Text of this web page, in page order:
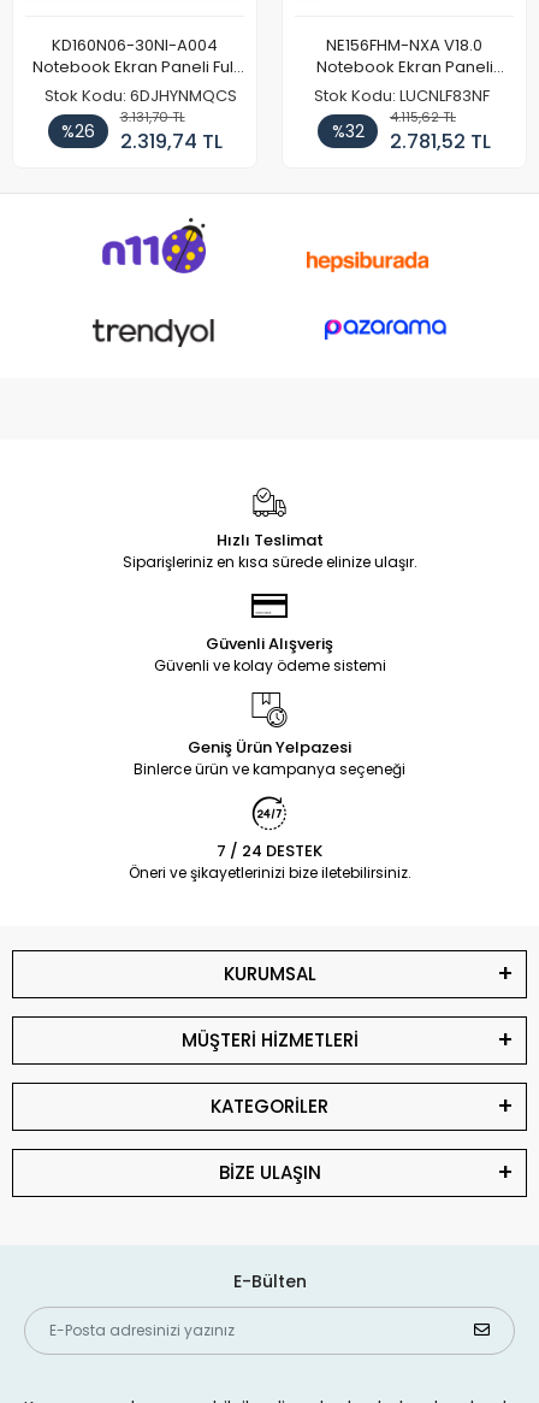
KD160N06-30NI-A004
Notebook Ekran Paneli Full
HD
Stok Kodu: 6DJHYNMQCS
%26
3.131,70 TL
2.319,74 TL
NE156FHM-NXA V18.0
Notebook Ekran Paneli
144Hz
Stok Kodu: LUCNLF83NF
%32
4.115,62 TL
2.781,52 TL
Hızlı Teslimat
Siparişleriniz en kısa sürede elinize ulaşır.
Güvenli Alışveriş
Güvenli ve kolay ödeme sistemi
Geniş Ürün Yelpazesi
Binlerce ürün ve kampanya seçeneği
7 / 24 DESTEK
Öneri ve şikayetlerinizi bize iletebilirsiniz.
KURUMSAL
MÜŞTERİ HİZMETLERİ
KATEGORİLER
BİZE ULAŞIN
E-Bülten